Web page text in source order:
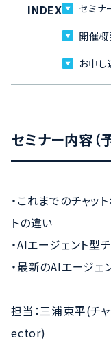
INDEX
セミナ
開催
お申し
セミナー内容（
・これまでのチャッ
トの違い
・AIエージェント型
・最新のAIエージ
担当：三浦東平(チ
ector)